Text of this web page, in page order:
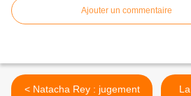
Ajouter un commentaire
< Natacha Rey : jugement